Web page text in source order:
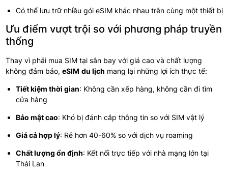
Có thể lưu trữ nhiều gói eSIM khác nhau trên cùng một thiết bị
Ưu điểm vượt trội so với phương pháp truyền
thống
Thay vì phải mua SIM tại sân bay với giá cao và chất lượng
không đảm bảo, eSIM du lịch mang lại những lợi ích thực tế:
Tiết kiệm thời gian: Không cần xếp hàng, không cần đi tìm
cửa hàng
Bảo mật cao: Khó bị đánh cắp thông tin so với SIM vật lý
Giá cả hợp lý: Rẻ hơn 40-60% so với dịch vụ roaming
Chất lượng ổn định: Kết nối trực tiếp với nhà mạng lớn tại
Thái Lan